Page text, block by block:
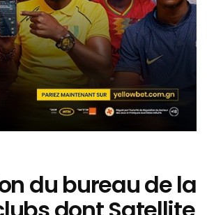
du bureau de la